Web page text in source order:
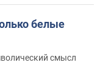
белые
смысл